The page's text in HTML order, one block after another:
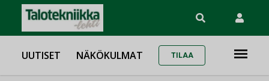
UUTISET NÄKÖKULMAT TILAA